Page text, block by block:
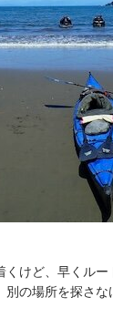
けど、早くルー
の場所を探さな